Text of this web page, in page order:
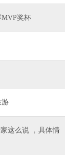
奖杯
游
这么说 ，具体情